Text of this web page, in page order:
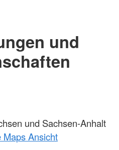
und
und Sachsen-Anhalt
Maps Ansicht